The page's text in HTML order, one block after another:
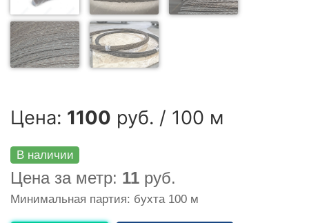
Цена: 1100 руб. / 100 м
В наличии
Цена за метр: 11 руб.
Минимальная партия: бухта 100 м